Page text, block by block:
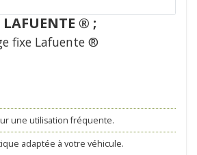
LAFUENTE ® ;
fixe Lafuente ®
une utilisation fréquente.
adaptée à votre véhicule.